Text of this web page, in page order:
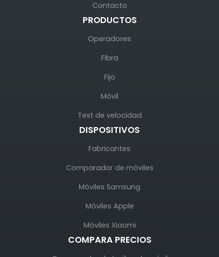
Contacto
PRODUCTOS
Operadores
Fibra
Fijo
Móvil
Test de velocidad
DISPOSITIVOS
Fabricantes
Comparador de móviles
Móviles Samsung
Móviles Apple
Móviles Xiaomi
COMPARA PRECIOS